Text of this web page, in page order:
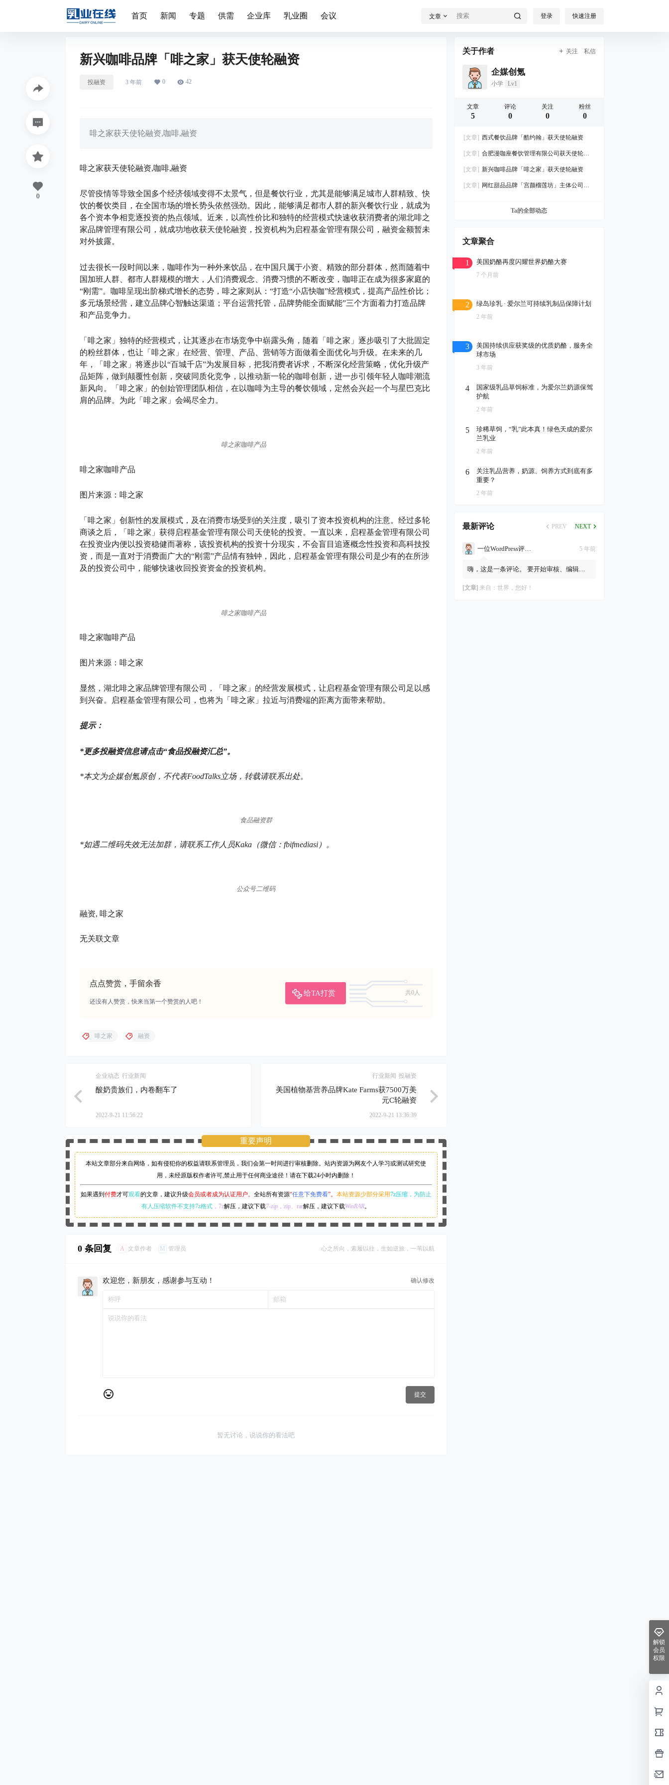
首页 新闻 专题 供需 企业库 乳业圈 会议 文章 登录 快速注册
新兴咖啡品牌「啡之家」获天使轮融资
投融资 3 年前 0 42
啡之家获天使轮融资,咖啡,融资
啡之家获天使轮融资,咖啡,融资
尽管疫情等导致全国多个经济领域变得不太景气，但是餐饮行业，尤其是能够满足城市人群精致、快
饮的餐饮类目，在全国市场的增长势头依然强劲。因此，能够满足都市人群的新兴餐饮行业，就成为
各个资本争相竞逐投资的热点领域。近来，以高性价比和独特的经营模式快速收获消费者的湖北啡之
家品牌管理有限公司，就成功地收获天使轮融资，投资机构为启程基金管理有限公司，融资金额暂未
对外披露。
过去很长一段时间以来，咖啡作为一种外来饮品，在中国只属于小资、精致的部分群体，然而随着中
国加班人群、都市人群规模的增大，人们消费观念、消费习惯的不断改变，咖啡正在成为很多家庭的
“刚需”。咖啡呈现出阶梯式增长的态势，啡之家则从：“打造“小店快咖”经营模式，提高产品性价比；
多元场景经营，建立品牌心智触达渠道；平台运营托管，品牌势能全面赋能”三个方面着力打造品牌
和产品竞争力。
「啡之家」独特的经营模式，让其逐步在市场竞争中崭露头角，随着「啡之家」逐步吸引了大批固定
的粉丝群体，也让「啡之家」在经营、管理、产品、营销等方面做着全面优化与升级。在未来的几
年，「啡之家」将逐步以“百城千店”为发展目标，把我消费者诉求，不断深化经营策略，优化升级产
品矩阵，做到颠覆性创新，突破同质化竞争，以推动新一轮的咖啡创新，进一步引领年轻人咖啡潮流
新风向。「啡之家」的创始管理团队相信，在以咖啡为主导的餐饮领域，定然会兴起一个与星巴克比
肩的品牌。为此「啡之家」会竭尽全力。
啡之家咖啡产品
啡之家咖啡产品
图片来源：啡之家
「啡之家」创新性的发展模式，及在消费市场受到的关注度，吸引了资本投资机构的注意。经过多轮
商谈之后，「啡之家」获得启程基金管理有限公司天使轮的投资。一直以来，启程基金管理有限公司
在投资业内便以投资稳健而著称，该投资机构的投资十分现实，不会盲目追逐概念性投资和高科技投
资，而是一直对于消费面广大的“刚需”产品情有独钟，因此，启程基金管理有限公司是少有的在所涉
及的投资公司中，能够快速收回投资资金的投资机构。
啡之家咖啡产品
啡之家咖啡产品
图片来源：啡之家
显然，湖北啡之家品牌管理有限公司，「啡之家」的经营发展模式，让启程基金管理有限公司足以感
到兴奋。启程基金管理有限公司，也将为「啡之家」拉近与消费端的距离方面带来帮助。
提示：
*更多投融资信息请点击“食品投融资汇总”。
*本文为企媒创氪原创， 不代表FoodTalks立场， 转载请联系出处。
食品融资群
*如遇二维码失效无法加群，请联系工作人员Kaka（微信：fbifmediasi）。
公众号二维码
融资, 啡之家
无关联文章
点点赞赏，手留余香
给TA打赏
共0人
还没有人赞赏，快来当第一个赞赏的人吧！
0
啡之家 融资
企业动态 行业新闻
酸奶贵族们，内卷翻车了
2022-9-21 11:56:22
行业新闻 投融资
美国植物基营养品牌Kate Farms获7500万美
元C轮融资
2022-9-21 13:36:39
重要声明
本站文章部分来自网络，如有侵犯你的权益请联系管理员， 我们会第一时间进行审核删除。站内资源为网友个人学习或测试研究使
用，未经原版权作者许可,禁止用于任何商业途径！请在下载24小时内删除！
如果遇到付费才可观看的文章，建议升级会员或者成为认证用户。 全站所有资源“任意下免费看”。 本站资源少部分采用7z压缩， 为防止
有人压缩软件不支持7z格式 ，7z解压，建议下载7-zip ，zip、rar解压，建议下载WinRAR。
0 条回复 A 文章作者 M 管理员 心之所向，素履以往，生如逆旅，一苇以航
欢迎您，新朋友，感谢参与互动！ 确认修改
提交
暂无讨论，说说你的看法吧
关于作者 关注 私信
企媒创氪
小学 Lv1
文章
5
评论
0
关注
0
粉丝
0
[文章] 西式餐饮品牌「酷约翰」获天使轮融资
[文章] 合肥漫咖座餐饮管理有限公司获天使轮融
[文章] 新兴咖啡品牌「啡之家」获天使轮融资
[文章]
网红甜品品牌「宫颜榴莲坊」主体公司
Ta的全部动态
文章聚合
1 美国奶酪再度闪耀世界奶酪大赛
7 个月前
2 绿岛珍乳 · 爱尔兰可持续乳制品保障计划
2 年前
3
美国持续供应获奖级的优质奶酪，服务全
球市场
3 年前
4
国家级乳品草饲标准，为爱尔兰奶源保驾
护航
2 年前
5
珍稀草饲，“乳”此本真！绿色天成的爱尔
兰乳业
2 年前
6
关注乳品营养，奶源、饲养方式到底有多
重要？
2 年前
最新评论 PREV NEXT
一位WordPress评论者 5 年前
嗨，这是一条评论。 要开始审核、编辑及
评论者头像来自Gravatar。
[文章] 来自： 世界，您好！
解锁
会员
权限